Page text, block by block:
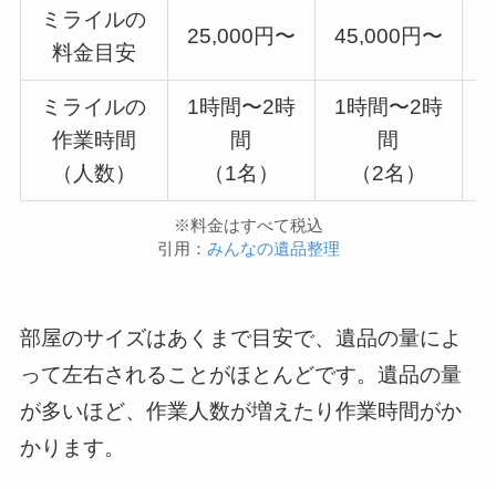
ミライルの
料金目安
25,000円〜 45,000円〜
ミライルの
作業時間
（人数）
1時間〜2時
間
（1名）
1時間〜2時
間
（2名）
※料金はすべて税込
引用： みんなの遺品整理
部屋のサイズはあくまで目安で、遺品の量によ
って左右されることがほとんどです。遺品の量
が多いほど、作業人数が増えたり作業時間がか
かります。